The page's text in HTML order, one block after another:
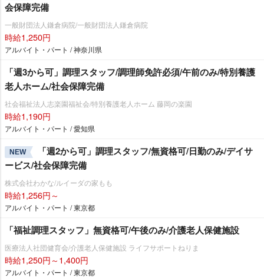
会保障完備
一般財団法人鎌倉病院/一般財団法人鎌倉病院
時給1,250円
アルバイト・パート / 神奈川県
「週3から可」調理スタッフ/調理師免許必須/午前のみ/特別養護
老人ホーム/社会保障完備
社会福祉法人志楽園福祉会/特別養護老人ホーム 藤岡の楽園
時給1,190円
アルバイト・パート / 愛知県
NEW
「週2から可」調理スタッフ/無資格可/日勤のみ/デイサ
ービス/社会保障完備
株式会社わかな/ルイーダの家もも
時給1,256円～
アルバイト・パート / 東京都
「福祉調理スタッフ」無資格可/午後のみ/介護老人保健施設
医療法人社団健育会/介護老人保健施設 ライフサポートねりま
時給1,250円～1,400円
アルバイト・パート / 東京都